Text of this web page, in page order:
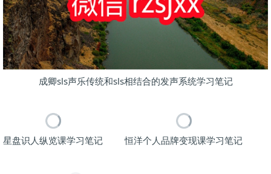
成卿sls声乐传统和sls相结合的发声系统学习笔记
星盘识人纵览课学习笔记 恒洋个人品牌变现课学习笔记